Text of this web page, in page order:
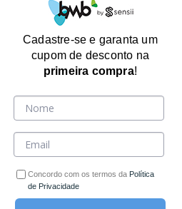
Órtese Dinâmica Ativa
100 / LATERAL para
Caído, Pé Equino
-34%
Cadastre-se e garanta um
cupom de desconto na
primeira compra!
Concordo com os termos da Política
de Privacidade